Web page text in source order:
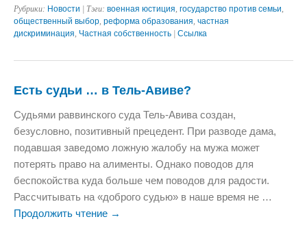
Рубрики: Новости | Тэги: военная юстиция государство против семьи
общественный выбор реформа образования частная
дискриминация Частная собственность | Ссылка
Есть судьи … в Тель-Авиве?
Судьями раввинского суда Тель-Авива создан,
безусловно, позитивный прецедент. При разводе дама,
подавшая заведомо ложную жалобу на мужа может
потерять право на алименты. Однако поводов для
беспокойства куда больше чем поводов для радости.
Рассчитывать на «доброго судью» в наше время не …
Продолжить чтение →